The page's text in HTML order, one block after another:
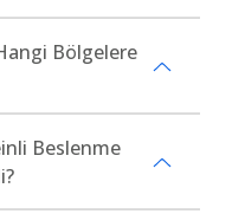
Bölgelere
Beslenme